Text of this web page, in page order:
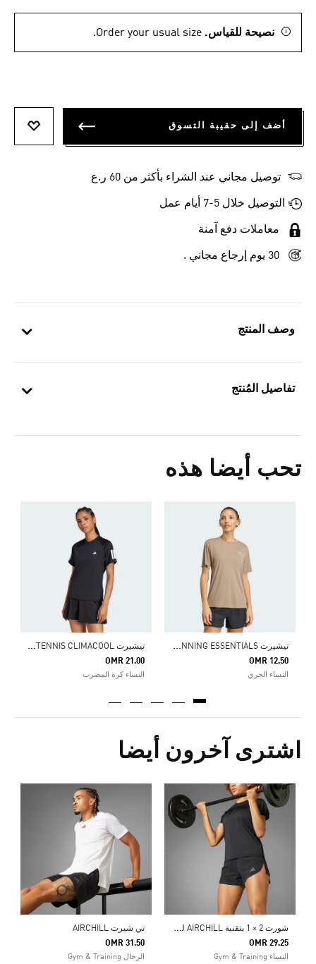
وصف المنتج
تفاصيل المُنتج
تحب أيضا هذه
ت
يشيرت ADI365 RUNNING ESSENTIALS
OMR 12.50
النساء الجري
ت
يشيرت CLUB 3-STRIPES TENNIS CLIMACOOL
OMR 21.00
النساء كرة المضرب
اشترى آخرون أيضا
ش
ورت 2 × 1 بتقنية AIRCHILL لتمارين الهيت
OMR 29.25
النساء Gym & Training
تي شيرت AIRCHILL
OMR 31.50
الرجال Gym & Training
نصيحة للقياس. Order your usual size.
أضف إلى حقيبة التسوق
توصيل مجاني عند الشراء بأكثر من 60 ر.ع
التوصيل خلال 5-7 أيام عمل
معاملات دفع آمنة